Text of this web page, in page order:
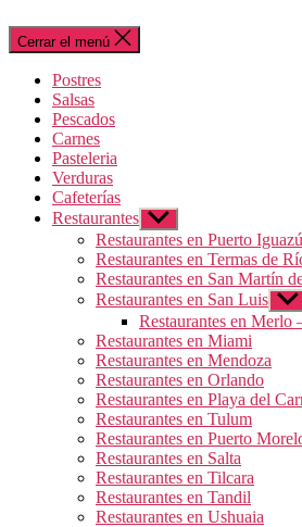
Cerrar el menú
Postres
Salsas
Pescados
Carnes
Pasteleria
Verduras
Cafeterías
Restaurantes Mostrar
el
submenú
Restaurantes en Puerto Iguazú
Restaurantes en Termas de
Restaurantes en San Martín
Restaurantes en San Luis
el
Restaurantes en Merlo
Restaurantes en Miami
Restaurantes en Mendoza
Restaurantes en Orlando
Restaurantes en Playa del
Restaurantes en Tulum
Restaurantes en Puerto
Restaurantes en Salta
Restaurantes en Tilcara
Restaurantes en Tandil
Restaurantes en Ushuaia